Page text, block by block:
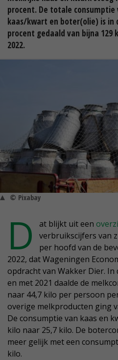
procent. De totale
kaas/kwart en boter(olie) is in
procent gedaald van bijna 129
2022.
© Pixabay
D at blijkt uit een
verbruikscijfers van
per hoofd van de
2022, dat Wageningen
opdracht van Wakker Dier.
en met 2021 daalde de
naar 44,7 kilo per persoon
overige melkproducten ging
De consumptie van kaas en
kilo naar 25,7 kilo. De
meer gelijk met een
kilo.